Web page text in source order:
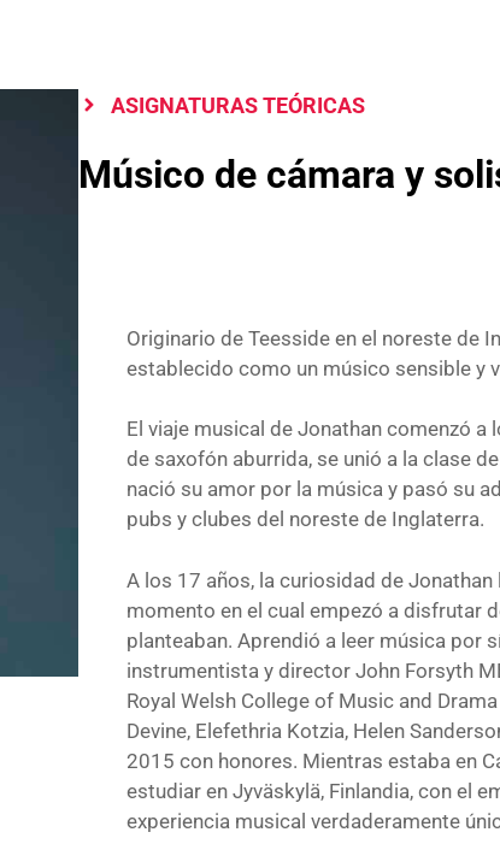
ASIGNATURAS TEÓRICAS
Músico de cámara y
Originario de Teesside en el noreste de
establecido como un músico sensible y
El viaje musical de Jonathan comenzó
de saxofón aburrida, se unió a la clase
nació su amor por la música y pasó su
pubs y clubes del noreste de Inglaterra.
A los 17 años, la curiosidad de
momento en el cual empezó a disfrutar
planteaban. Aprendió a leer música por
instrumentista y director John Forsyth
Royal Welsh College of Music and
Devine, Elefethria Kotzia, Helen
2015 con honores. Mientras estaba en
estudiar en Jyväskylä, Finlandia, con el
experiencia musical verdaderamente